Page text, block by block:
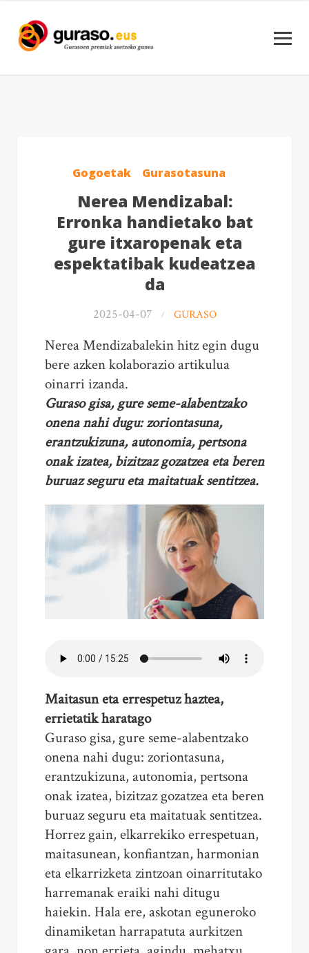
Gogoetak Gurasotasuna
Nerea Mendizabal:
Erronka handietako bat
gure itxaropenak eta
espektatibak kudeatzea
da
2025-04-07 GURASO
Nerea Mendizabalekin hitz egin dugu
bere azken kolaborazio artikulua
oinarri izanda.
Guraso gisa, gure seme-alabentzako
onena nahi dugu: zoriontasuna,
erantzukizuna, autonomia, pertsona
onak izatea, bizitzaz gozatzea eta beren
buruaz seguru eta maitatuak sentitzea.
Maitasun eta errespetuz haztea,
errietatik haratago
Guraso gisa, gure seme-alabentzako
onena nahi dugu: zoriontasuna,
erantzukizuna, autonomia, pertsona
onak izatea, bizitzaz gozatzea eta beren
buruaz seguru eta maitatuak sentitzea.
Horrez gain, elkarrekiko errespetuan,
maitasunean, konfiantzan, harmonian
eta elkarrizketa zintzoan oinarritutako
harremanak eraiki nahi ditugu
haiekin. Hala ere, askotan eguneroko
dinamiketan harrapatuta aurkitzen